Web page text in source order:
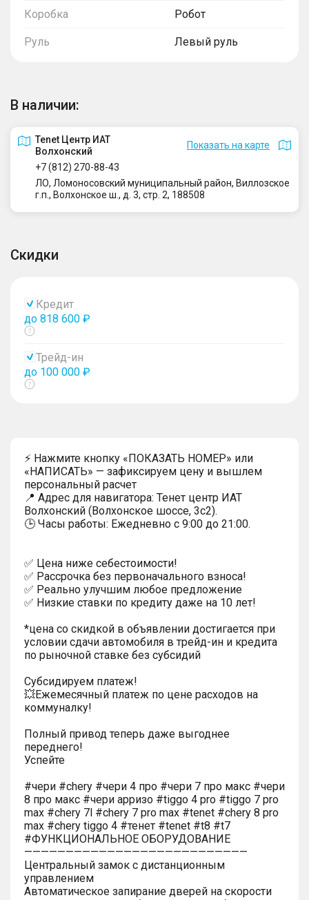
Коробка Робот
Руль Левый руль
В наличии:
Tenet Центр ИАТ
Волхонский
Показать на карте
+7 (812) 270-88-43
ЛО, Ломоносовский муниципальный район, Виллозское
г.п., Волхонское ш., д. 3, стр. 2, 188508
Скидки
Кредит
до 818 600 ₽
Показать
Трейд-ин
до 100 000 ₽
Показать
⚡ Нажмите кнопку «ПОКАЗАТЬ НОМЕР» или
«НАПИСАТЬ» — зафиксируем цену и вышлем
персональный расчет
📍 Адрес для навигатора: Тенет центр ИАТ
Волхонский (Волхонское шоссе, 3с2).
🕒 Часы работы: Ежедневно с 9:00 до 21:00.
✅ Цена ниже себестоимости!
✅ Рассрочка без первоначального взноса!
✅ Реально улучшим любое предложение
✅ Низкие ставки по кредиту даже на 10 лет!
*цена со скидкой в объявлении достигается при
условии сдачи автомобиля в трейд-ин и кредита
по рыночной ставке без субсидий
Субсидируем платеж!
💥Ежемесячный платеж по цене расходов на
коммуналку!
Полный привод теперь даже выгоднее
переднего!
Успейте
#чери #chery #чери 4 про #чери 7 про макс #чери
8 про макс #чери арризо #tiggo 4 pro #tiggo 7 pro
max #chery 7l #chery 7 pro max #tenet #chery 8 pro
max #chery tiggo 4 #тенет #tenet #t8 #t7
#ФУНКЦИОНАЛЬНОЕ ОБОРУДОВАНИЕ
———————————————————————————
Центральный замок с дистанционным
управлением
Автоматическое запирание дверей на скорости